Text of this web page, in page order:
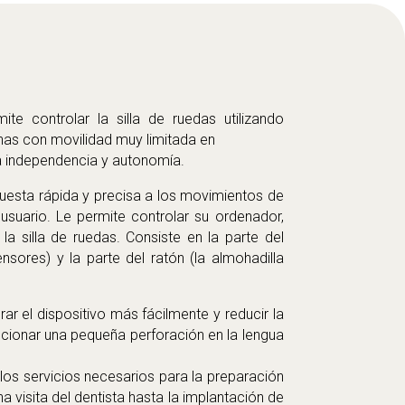
controlar la silla de ruedas utilizando
con movilidad muy limitada en
y autonomía.
rápida y precisa a los movimientos de
Le permite controlar su ordenador,
silla de ruedas. Consiste en la parte del
y la parte del ratón (la almohadilla
el dispositivo más fácilmente y reducir la
una pequeña perforación en la lengua
servicios necesarios para la preparación
visita del dentista hasta la implantación de